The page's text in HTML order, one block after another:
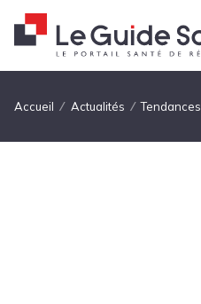
Fil d'Ariane
Accueil Actualités Tendances